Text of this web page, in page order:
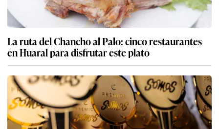
La ruta del Chancho al Palo: cinco restaurantes
en Huaral para disfrutar este plato